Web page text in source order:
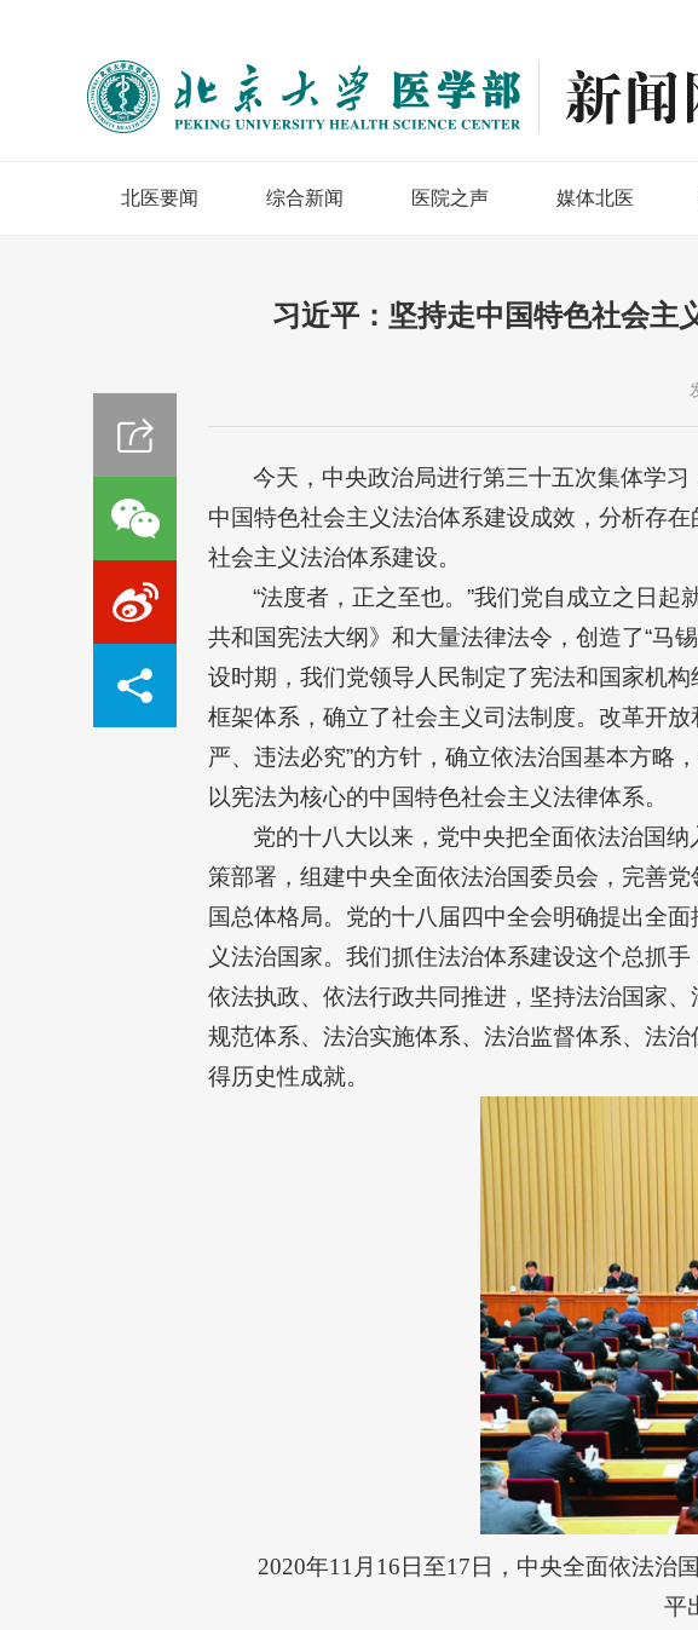
北医要闻 综合新闻 医院之声 媒体北医
习近平：坚持走中国特色社会主
今天，中央政治局进行第三十五次集体学
中国特色社会主义法治体系建设成效，分析存
社会主义法治体系建设。
“法度者，正之至也。”我们党自成立之日
共和国宪法大纲》和大量法律法令，创造了“马
设时期，我们党领导人民制定了宪法和国家机
框架体系，确立了社会主义司法制度。改革开
严、违法必究”的方针，确立依法治国基本方略
以宪法为核心的中国特色社会主义法律体系。
党的十八大以来，党中央把全面依法治国
策部署，组建中央全面依法治国委员会，完善
国总体格局。党的十八届四中全会明确提出全
义法治国家。我们抓住法治体系建设这个总抓
依法执政、依法行政共同推进，坚持法治国家
规范体系、法治实施体系、法治监督体系、法
得历史性成就。
2020年11月16日至17日，中央全面依法治
平